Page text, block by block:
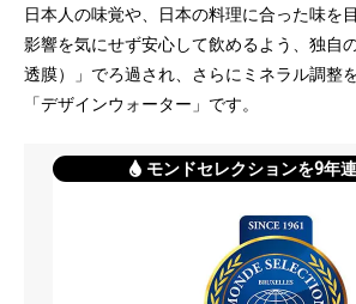
日本人の味覚や、日本の料理に合った味を
影響を気にせず安心して飲めるよう、独自
透膜）」でろ過され、さらにミネラル調整
「デザインウォーター」です。
モンドセレクションを9年